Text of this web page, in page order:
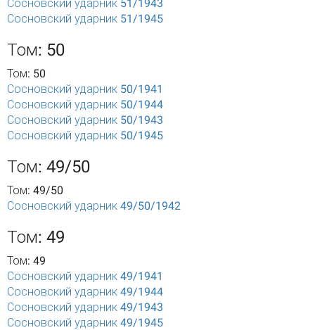
Сосновский ударник 51/1943
Сосновский ударник 51/1945
Том: 50
Том: 50
Сосновский ударник 50/1941
Сосновский ударник 50/1944
Сосновский ударник 50/1943
Сосновский ударник 50/1945
Том: 49/50
Том: 49/50
Сосновский ударник 49/50/1942
Том: 49
Том: 49
Сосновский ударник 49/1941
Сосновский ударник 49/1944
Сосновский ударник 49/1943
Сосновский ударник 49/1945